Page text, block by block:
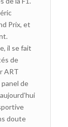
Prix, et
il se fait
de
ART
de
doute